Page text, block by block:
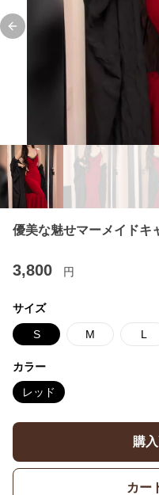
Previous slide
優美な魅せマーメイドキ
3,800 円
サイズ
S M L
カラー
レッド
購
カー